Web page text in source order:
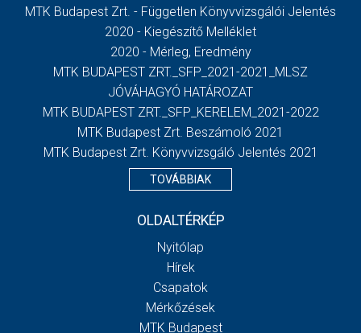
MTK Budapest Zrt. - Független Könyvvizsgálói Jelentés
2020 - Kiegészítő Melléklet
2020 - Mérleg, Eredmény
MTK BUDAPEST ZRT._SFP_2021-2021_MLSZ
JÓVÁHAGYÓ HATÁROZAT
MTK BUDAPEST ZRT._SFP_KERELEM_2021-2022
MTK Budapest Zrt. Beszámoló 2021
MTK Budapest Zrt. Könyvvizsgáló Jelentés 2021
TOVÁBBIAK
OLDALTÉRKÉP
Nyitólap
Hírek
Csapatok
Mérkőzések
MTK Budapest